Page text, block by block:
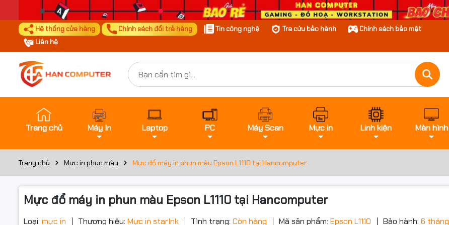
Hệ thống cửa hàng Chính sách đổi trả hàng Tin công nghệ Tra cứu bảo hành
Chính sách bảo mật
Liên hệ
Trang chủ Máy In Laptop PC Máy Scan Mực in Linh kiện Màn hình
Trang chủ Mực in phun màu Mực đổ máy in phun màu Epson L1110 tại Hancomputer
Mực đổ máy in phun màu Epson L1110 tại Hancomputer
Loại: mực in Thương hiệu: Mực in starInk Tình trạng: Còn hàng Mã sản phẩm: Epson L1110 Bảo hành: 6 tháng